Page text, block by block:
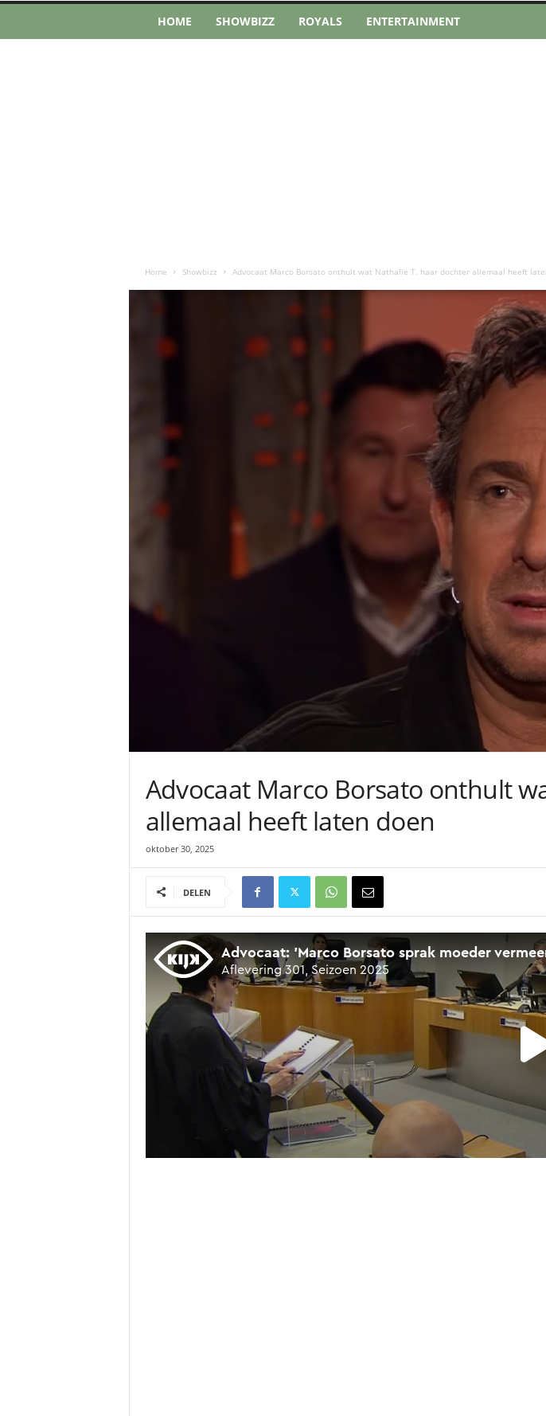
HOME SHOWBIZZ ROYALS ENTERTAINMENT
Home Showbizz Advocaat Marco Borsato onthult wat Nathalie T. haar dochter allemaal heeft
Advocaat Marco Borsato onthult
allemaal heeft laten doen
oktober 30, 2025
DELEN